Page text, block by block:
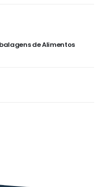
de Alimentos